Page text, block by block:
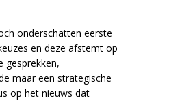
onderschatten eerste
en deze afstemt op
gesprekken,
maar een strategische
op het nieuws dat